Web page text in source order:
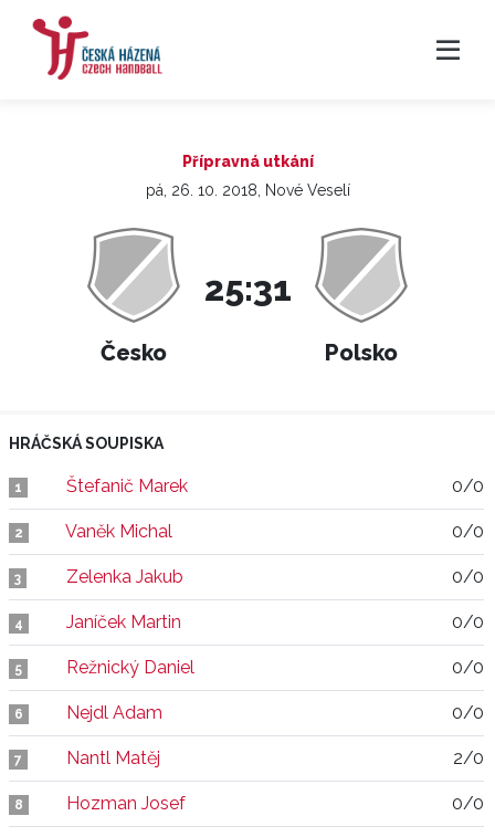
Přípravná utkání
pá, 26. 10. 2018, Nové Veselí
Česko
25:31
Polsko
HRÁČSKÁ SOUPISKA
1 Štefanič Marek 0/0
2 Vaněk Michal 0/0
3 Zelenka Jakub 0/0
4 Janíček Martin 0/0
5 Režnický Daniel 0/0
6 Nejdl Adam 0/0
7 Nantl Matěj 2/0
8 Hozman Josef 0/0